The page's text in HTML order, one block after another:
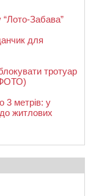
Забава”
для
тротуар
3 метрів: у
до житлових